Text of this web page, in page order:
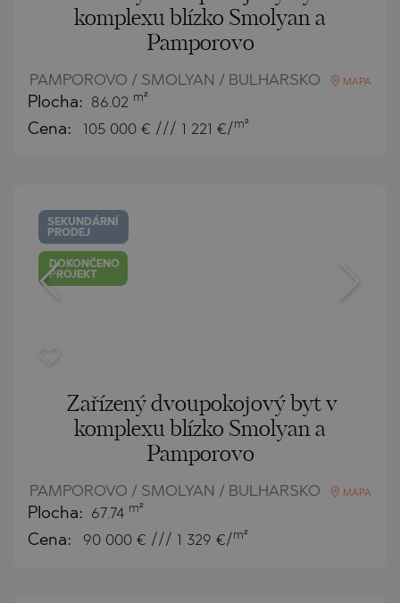
komplexu blízko Smolyan a
Pamporovo
PAMPOROVO / SMOLYAN / BULHARSKO MAPA
Plocha: 86.02 m²
Cena: 105 000 € /// 1 221 €/ m²
SEKUNDÁRNÍ
PRODEJ
DOKONČENO
PROJEKT
Zařízený dvoupokojový byt v
komplexu blízko Smolyan a
Pamporovo
PAMPOROVO / SMOLYAN / BULHARSKO MAPA
Plocha: 67.74 m²
Cena: 90 000 € /// 1 329 €/ m²